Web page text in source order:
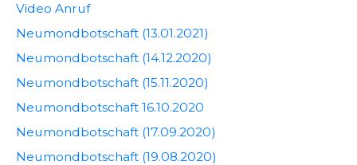
Video Anruf
Neumondbotschaft (13.01.2021)
Neumondbotschaft (14.12.2020)
Neumondbotschaft (15.11.2020)
Neumondbotschaft 16.10.2020
Neumondbotschaft (17.09.2020)
Neumondbotschaft (19.08.2020)